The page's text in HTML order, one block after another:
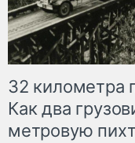
32 километра
Как два
метровую